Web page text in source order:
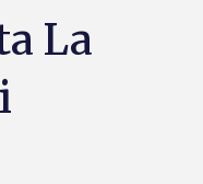
La